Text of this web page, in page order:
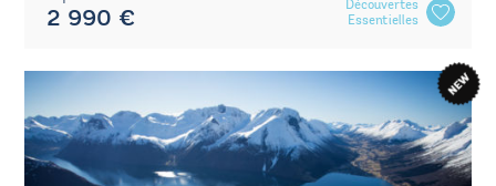
2 990 €
Découvertes
Essentielles